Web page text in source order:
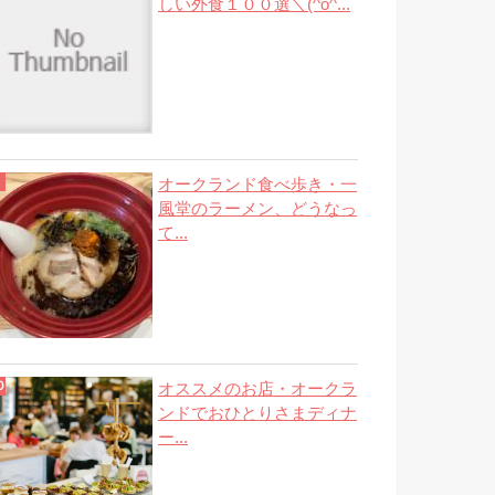
しい外食１００選＼(^o^...
オークランド食べ歩き・一
風堂のラーメン、どうなっ
て...
オススメのお店・オークラ
ンドでおひとりさまディナ
ー...